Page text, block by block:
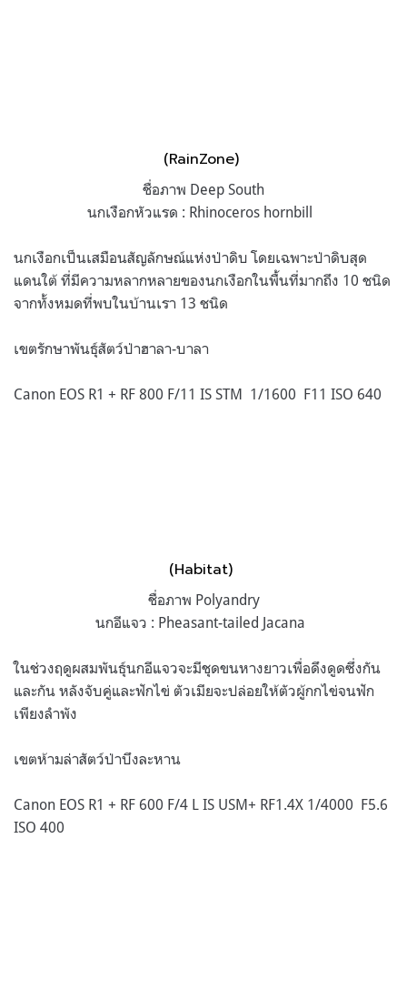
(RainZone)
ชื่อภาพ Deep South
นกเงือกหัวแรด : Rhinoceros hornbill
นกเงือกเป็นเสมือนสัญลักษณ์แห่งป่าดิบ โดยเฉพาะป่าดิบสุด
แดนใต้ ที่มีความหลากหลายของนกเงือกในพื้นที่มากถึง 10 ชนิด
จากทั้งหมดที่พบในบ้านเรา 13 ชนิด
เขตรักษาพันธุ์สัตว์ป่าฮาลา-บาลา
Canon EOS R1 + RF 800 F/11 IS STM 1/1600 F11 ISO 640
(Habitat)
ชื่อภาพ Polyandry
นกอีแจว : Pheasant-tailed Jacana
ในช่วงฤดูผสมพันธุ์นกอีแจวจะมีชุดขนหางยาวเพื่อดึงดูดซึ่งกัน
และกัน หลังจับคู่และฟักไข่ ตัวเมียจะปล่อยให้ตัวผู้กกไข่จนฟัก
เพียงลำพัง
เขตห้ามล่าสัตว์ป่าบึงละหาน
Canon EOS R1 + RF 600 F/4 L IS USM+ RF1.4X 1/4000 F5.6
ISO 400